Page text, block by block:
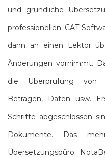
und gründliche
professionellen CAT-
dann an einen Lektor
Änderungen vornimmt.
die Überprüfung von
Beträgen, Daten usw.
Schritte abgeschlossen
Dokumente. Das
Übersetzungsbüro